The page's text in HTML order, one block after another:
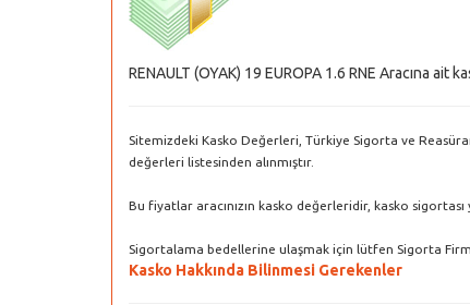
RENAULT (OYAK) 19 EUROPA 1.6 RNE Aracına
Sitemizdeki Kasko Değerleri, Türkiye Sigorta ve
değerleri listesinden alınmıştır.
Bu fiyatlar aracınızın kasko değerleridir, kasko
Sigortalama bedellerine ulaşmak için lütfen Sigorta
Kasko Hakkında Bilinmesi Gerekenler